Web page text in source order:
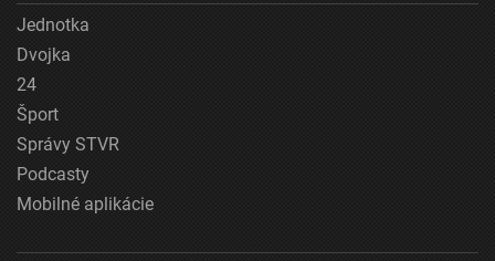
Jednotka
Dvojka
24
Šport
Správy STVR
Podcasty
Mobilné aplikácie